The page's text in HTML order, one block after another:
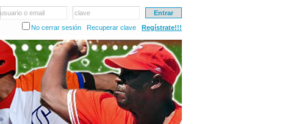
usuario o email
clave
No cerrar sesión
Recuperar clave Regístrate!!!